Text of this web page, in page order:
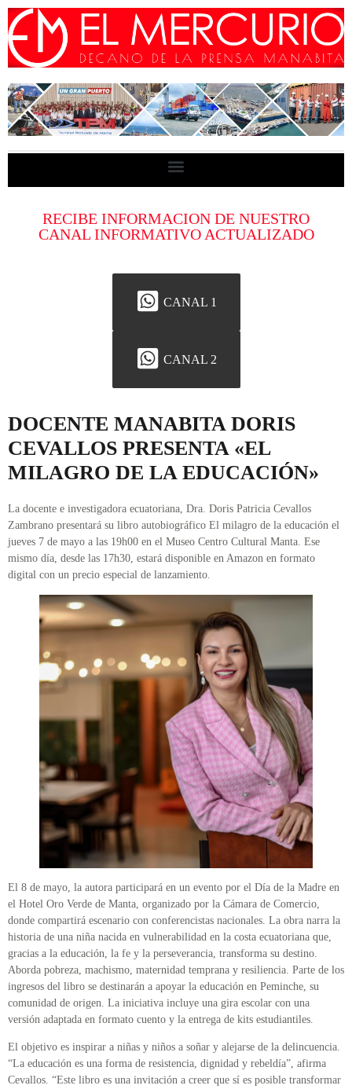
RECIBE INFORMACION DE NUESTRO
CANAL INFORMATIVO ACTUALIZADO
CANAL 1
CANAL 2
DOCENTE MANABITA DORIS
CEVALLOS PRESENTA «EL
MILAGRO DE LA EDUCACIÓN»
La docente e investigadora ecuatoriana, Dra. Doris Patricia Cevallos
Zambrano presentará su libro autobiográfico El milagro de la educación el
jueves 7 de mayo a las 19h00 en el Museo Centro Cultural Manta. Ese
mismo día, desde las 17h30, estará disponible en Amazon en formato
digital con un precio especial de lanzamiento.
El 8 de mayo, la autora participará en un evento por el Día de la Madre en
el Hotel Oro Verde de Manta, organizado por la Cámara de Comercio,
donde compartirá escenario con conferencistas nacionales. La obra narra la
historia de una niña nacida en vulnerabilidad en la costa ecuatoriana que,
gracias a la educación, la fe y la perseverancia, transforma su destino.
Aborda pobreza, machismo, maternidad temprana y resiliencia. Parte de los
ingresos del libro se destinarán a apoyar la educación en Peminche, su
comunidad de origen. La iniciativa incluye una gira escolar con una
versión adaptada en formato cuento y la entrega de kits estudiantiles.
El objetivo es inspirar a niñas y niños a soñar y alejarse de la delincuencia.
“La educación es una forma de resistencia, dignidad y rebeldía”, afirma
Cevallos. “Este libro es una invitación a creer que sí es posible transformar